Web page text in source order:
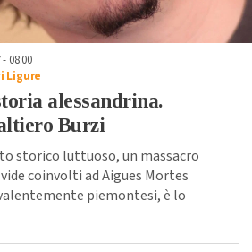
08:00
Ligure
alessandrina.
Burzi
storico luttuoso, un massacro
coinvolti ad Aigues Mortes
piemontesi, è lo